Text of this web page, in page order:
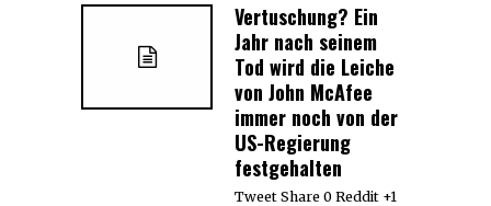
Vertuschung? Ein
Jahr nach seinem
Tod wird die Leiche
von John McAfee
immer noch von der
US-Regierung
festgehalten
Tweet Share 0 Reddit +1